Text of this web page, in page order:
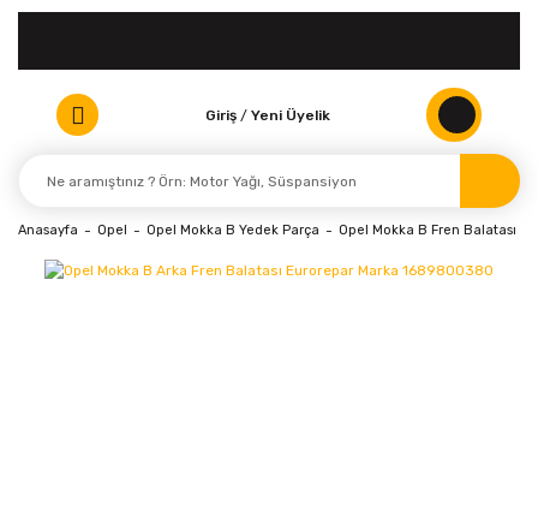
Giriş / Yeni Üyelik
Anasayfa Opel Opel Mokka B Yedek Parça Opel Mokka B Fren Balatası ve